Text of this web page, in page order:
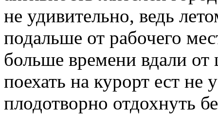
не удивительно, ведь
подальше от рабочего
больше времени вдали
поехать на курорт ест не
плодотворно отдохнуть